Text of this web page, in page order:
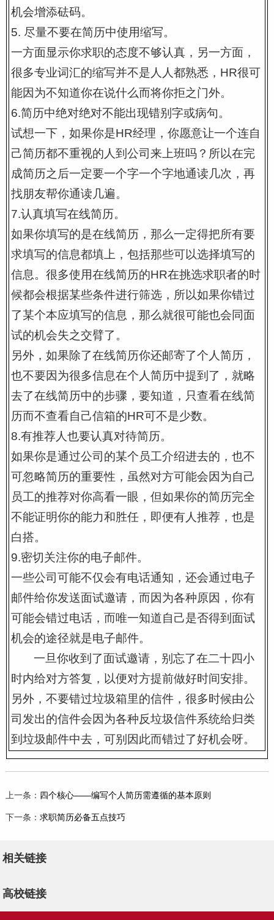
机会增添砝码。
5. 尽量不要在简历中使用缩写。
一方面显示你求职的态度不够认真，另一方面，
很多专业词汇的缩写并不是人人都熟悉，HR很可
能因为不知道你在说什么而将你拒之门外。
6.简历中绝对绝对不能出现错别字或病句。
试想一下，如果你是HR经理，你愿意让一个连自
己简历都不重视的人到公司来上班吗？所以在完
成简历之后一定要一个字一个字地通读几次，再
找朋友帮你通读几遍。
7.认真填写在线简历。
如果你填写的是在线简历，那么一定得把所有要
求填写的信息都填上，包括那些可以选择填写的
信息。很多使用在线简历的HR在挑选求职者的时
候都会根据某些条件进行筛选，所以如果你错过
了某个本应填写的信息，那么就很可能也会同面
试的机会失之交臂了。
另外，如果除了在线简历你还邮寄了个人简历，
也不要因为很多信息在个人简历中提到了，就略
去了在线简历中的步骤，要知道，只查看在线简
历而不查看自己信箱的HR可不是少数。
8.有推荐人也要认真对待简历。
如果你是通过公司的某个员工介绍进去的，也不
可忽略简历的重要性，虽然对方可能会因为自己
员工的推荐对你高看一眼，但如果你的简历完全
不能证明你的能力和胜任，即便有人推荐，也是
白搭。
9.密切关注你的电子邮件。
一些公司可能不仅会有电话通知，还会通过电子
邮件给你发送面试邀请，而因为各种原因，你有
可能会错过电话，而唯一知道自己是否得到面试
机会的途径就是电子邮件。
一旦你收到了面试邀请，别忘了在二十四小
时内给对方答复，以便对方提前做好时间安排。
另外，不要错过垃圾箱里的信件，很多时候由公
司发出的信件会因为各种反垃圾信件系统给归类
到垃圾邮件中去，可别因此而错过了好机会呀。
上一条： 四个核心——编写个人简历需遵循的基本原则
下一条： 求职简历必备五点技巧
相关链接
高校链接